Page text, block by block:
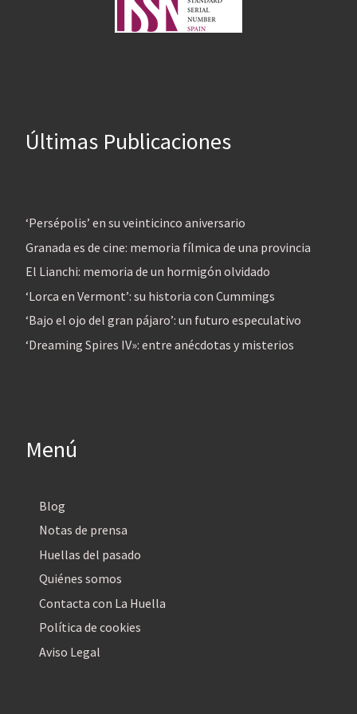
Últimas Publicaciones
‘Persépolis’ en su veinticinco aniversario
Granada es de cine: memoria fílmica de una provincia
El Lianchi: memoria de un hormigón olvidado
‘Lorca en Vermont’: su historia con Cummings
‘Bajo el ojo del gran pájaro’: un futuro especulativo
‘Dreaming Spires IV»: entre anécdotas y misterios
Menú
Blog
Notas de prensa
Huellas del pasado
Quiénes somos
Contacta con La Huella
Política de cookies
Aviso Legal